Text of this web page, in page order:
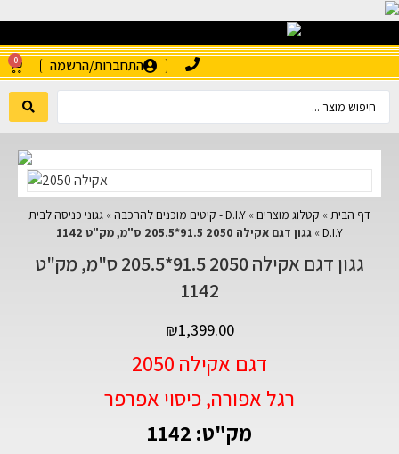
התחברות/הרשמה 0
דף הבית » קטלוג מוצרים » D.I.Y - קיטים מוכנים להרכבה » גגוני כניסה לבית
D.I.Y
» גגון דגם אקילה 2050 91.5*205.5 ס"מ, מק"ט 1142
גגון דגם אקילה 2050 91.5*205.5 ס"מ, מק"ט
1142
₪1,399.00
דגם אקילה 2050
רגל אפורה, כיסוי אפרפר
מק"ט: 1142